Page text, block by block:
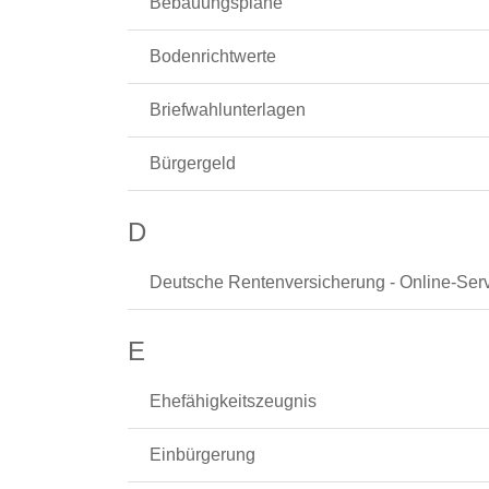
Bodenrichtwerte
Briefwahlunterlagen
Bürgergeld
D
Deutsche Rentenversicherung - Online-
E
Ehefähigkeitszeugnis
Einbürgerung